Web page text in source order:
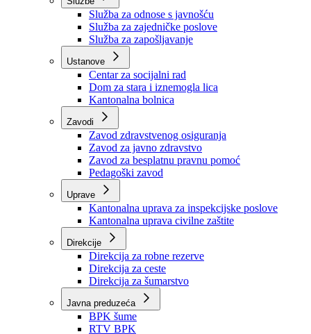
Organizacije
Službe
Služba za odnose s javnošću
Služba za zajedničke poslove
Služba za zapošljavanje
Ustanove
Centar za socijalni rad
Dom za stara i iznemogla lica
Kantonalna bolnica
Zavodi
Zavod zdravstvenog osiguranja
Zavod za javno zdravstvo
Zavod za besplatnu pravnu pomoć
Pedagoški zavod
Kantonalna uprava za inspekcijske poslove
Kantonalna uprava civilne zaštite
Direkcije
Direkcija za robne rezerve
Direkcija za ceste
Direkcija za šumarstvo